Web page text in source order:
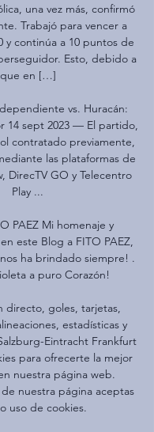
una vez más, confirmó
Trabajó para vencer a
y continúa a 10 puntos de
Esto, debido a
que en […]
vs. Huracán:
14 sept 2023 — El partido,
contratado previamente,
las plataformas de
DirecTV GO y Telecentro
Play ...
PAEZ Mi homenaje y
este Blog a FITO PAEZ,
ha brindado siempre! .
a puro Corazón!
directo, goles, tarjetas,
estadísticas y
Eintracht Frankfurt
para ofrecerte la mejor
nuestra página web.
nuestra página aceptas
uso de cookies.